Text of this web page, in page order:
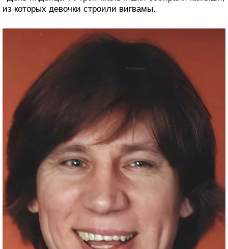
из которых девочки строили вигвамы.